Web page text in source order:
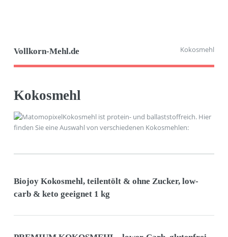
Vollkorn-Mehl.de Kokosmehl
Kokosmehl
Kokosmehl ist protein- und ballaststoffreich. Hier
finden Sie eine Auswahl von verschiedenen Kokosmehlen:
Biojoy Kokosmehl, teilentölt & ohne Zucker, low-
carb & keto geeignet 1 kg